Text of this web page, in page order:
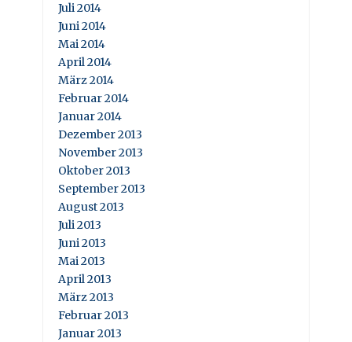
Juli 2014
Juni 2014
Mai 2014
April 2014
März 2014
Februar 2014
Januar 2014
Dezember 2013
November 2013
Oktober 2013
September 2013
August 2013
Juli 2013
Juni 2013
Mai 2013
April 2013
März 2013
Februar 2013
Januar 2013